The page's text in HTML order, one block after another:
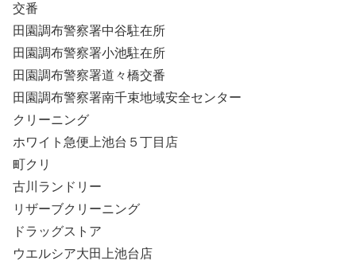
交番
田園調布警察署中谷駐在所
田園調布警察署小池駐在所
田園調布警察署道々橋交番
田園調布警察署南千束地域安全センター
クリーニング
ホワイト急便上池台５丁目店
町クリ
古川ランドリー
リザーブクリーニング
ドラッグストア
ウエルシア大田上池台店